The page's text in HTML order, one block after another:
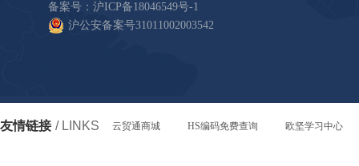
备案号： 沪ICP备18046549号-1
沪公安备案号31011002003542
友情链接 / LINKS 云贸通商城 HS编码免费查询 欧坚学习中心